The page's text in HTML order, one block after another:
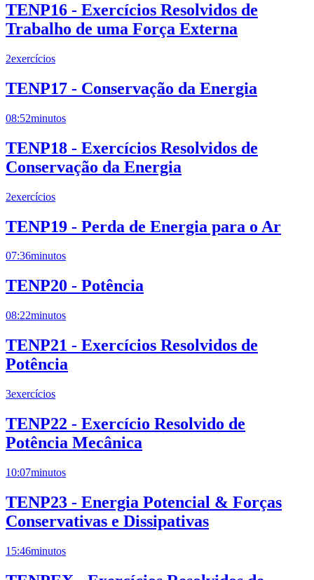
TENP16 - Exercícios Resolvidos de
Trabalho de uma Força Externa
2exercícios
TENP17 - Conservação da Energia
08:52minutos
TENP18 - Exercícios Resolvidos de
Conservação da Energia
2exercícios
TENP19 - Perda de Energia para o Ar
07:36minutos
TENP20 - Potência
08:22minutos
TENP21 - Exercícios Resolvidos de
Potência
3exercícios
TENP22 - Exercício Resolvido de
Potência Mecânica
10:07minutos
TENP23 - Energia Potencial & Forças
Conservativas e Dissipativas
15:46minutos